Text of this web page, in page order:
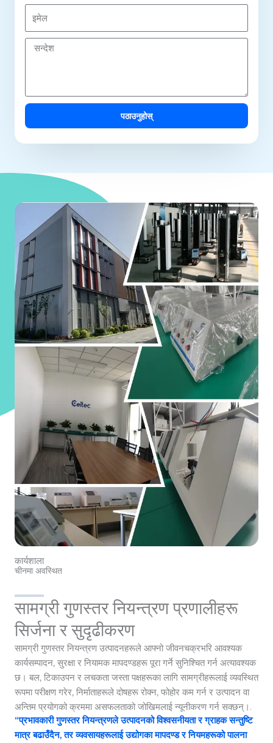
नी
ल
पठाउनुहोस्
कार्यशाला
चीनमा अवस्थित
सामग्री गुणस्तर नियन्त्रण प्रणालीहरू
सिर्जना र सुदृढीकरण
सामग्री गुणस्तर नियन्त्रण उत्पादनहरूले आफ्नो जीवनचक्रभरि आवश्यक
कार्यसम्पादन, सुरक्षा र नियामक मापदण्डहरू पूरा गर्ने सुनिश्चित गर्न अत्यावश्यक
छ। बल, टिकाउपन र लचकता जस्ता पक्षहरूका लागि सामग्रीहरूलाई व्यवस्थित
रूपमा परीक्षण गरेर, निर्माताहरूले दोषहरू रोक्न, फोहोर कम गर्न र उत्पादन वा
अन्तिम प्रयोगको क्रममा असफलताको जोखिमलाई न्यूनीकरण गर्न सक्छन्।.
“प्रभावकारी गुणस्तर नियन्त्रणले उत्पादनको विश्वसनीयता र ग्राहक सन्तुष्टि
मात्र बढाउँदैन, तर व्यवसायहरूलाई उद्योगका मापदण्ड र नियमहरूको पालना